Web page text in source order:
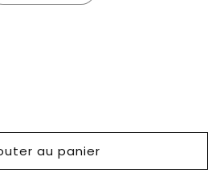
au panier